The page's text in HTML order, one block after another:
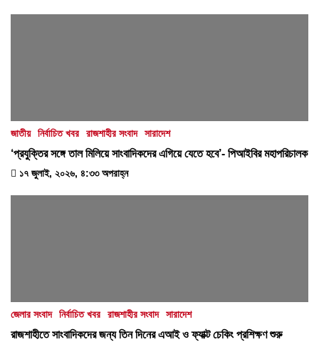
জাতীয় নির্বাচিত খবর রাজশাহীর সংবাদ সারাদেশ
‘প্রযুক্তির সঙ্গে তাল মিলিয়ে সাংবাদিকদের এগিয়ে যেতে হবে’- পিআইবির মহাপরিচালক
১৭ জুলাই, ২০২৬, ৪:৩৩ অপরাহ্ন
জেলার সংবাদ নির্বাচিত খবর রাজশাহীর সংবাদ সারাদেশ
রাজশাহীতে সাংবাদিকদের জন্য তিন দিনের এআই ও ফ্যাক্ট চেকিং প্রশিক্ষণ শুরু